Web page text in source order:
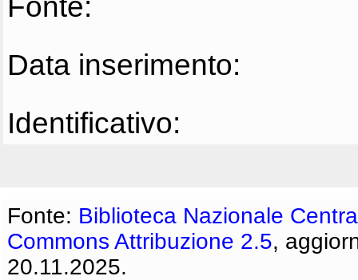
Data inserimento:
Identificativo:
Fonte: Biblioteca Nazionale
Commons Attribuzione 2.5,
20.11.2025.